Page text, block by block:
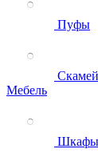
Пуфы
Мебель
Шкафы